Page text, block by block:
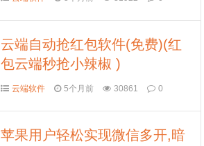
云端自动抢红包软件(免费)(红
包云端秒抢小辣椒 )
云端软件 5个月前 30861 0
苹果用户轻松实现微信多开,暗